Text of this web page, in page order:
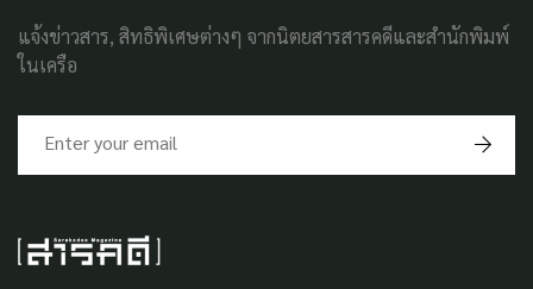
แจ้งข่าวสาร, สิทธิพิเศษต่างๆ จากนิตยสารสารคดีและสำนักพิมพ์
ในเครือ